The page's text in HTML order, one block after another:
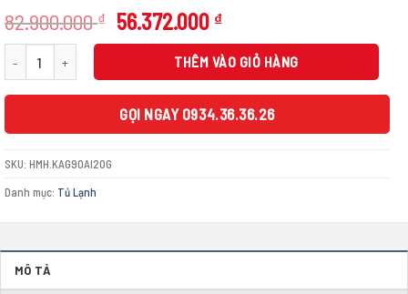
82.900.000₫
Giá
gốc
82.900.000 ₫.
56.372.000 ₫Giá
hiện
tại
là:
56.372.000 ₫.
Tủ lạnh side by side BOSCH HMH.KAG90AI20G|Serie 6 số lượng
THÊM VÀO GIỎ HÀNG
GỌI NGAY 0934.36.36.26
SKU: HMH.KAG90AI20G
Danh mục: Tủ Lạnh
MÔ TẢ